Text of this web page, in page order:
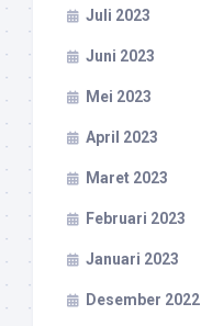
Juli 2023
Juni 2023
Mei 2023
April 2023
Maret 2023
Februari 2023
Januari 2023
Desember 2022